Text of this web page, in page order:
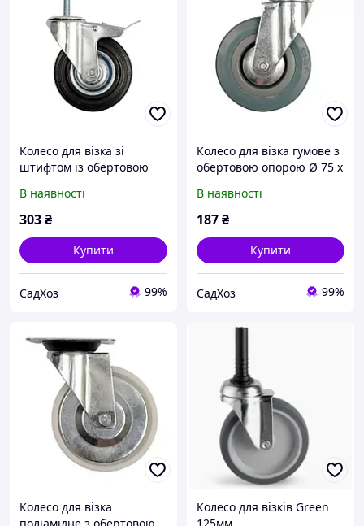
Колесо для візка зі
штифтом із обертовою
x 26 x 130 мм 60 кг. VOREL
(87332)
В наявності
303₴
Купити
СадХоз 99%
Колесо для візка гумове з
обертовою опорою Ø 75 x
(87362)
В наявності
187₴
Купити
СадХоз 99%
Колесо для візка
Колесо для візків Green